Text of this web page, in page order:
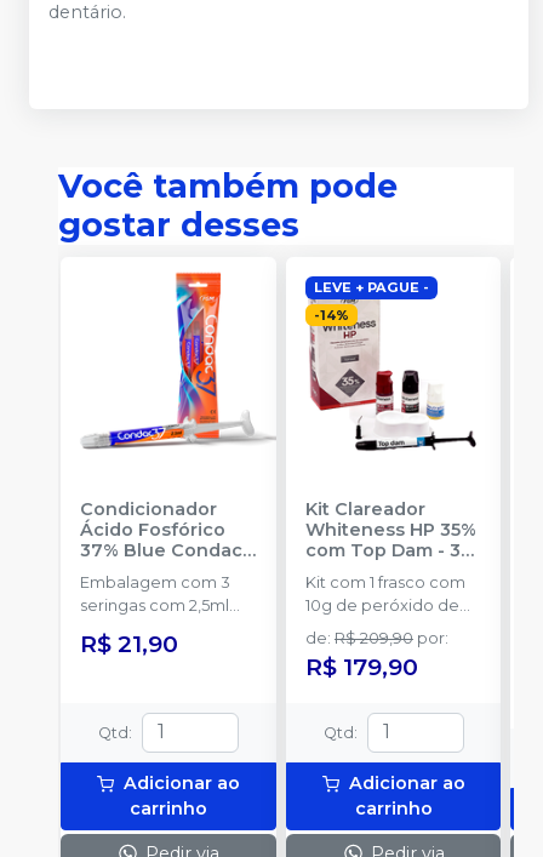
dentário.
Você também pode
gostar desses
Condicionador
Ácido Fosfórico
37% Blue Condac-
FGM
Embalagem com 3
seringas com 2,5ml
cada uma e 3
ponteiras para
R$ 21,90
Qtd :
Adicionar ao
carrinho
LEVE + PAGUE -
-14%
Kit Clareador
Whiteness HP 35%
com Top Dam - 3
Pacientes
Kit com 1 frasco com
10g de peróxido de
hidrogênio
concentrado + 1 frasco
com 5g de
com 2g de solução
Neutralize
(neutralizante de
peróxidos) + 1
espátula e uma placa
para preparo do gel e
de: R$ 209,90 por:
R$ 179,90
Qtd :
Adicionar ao
carrinho